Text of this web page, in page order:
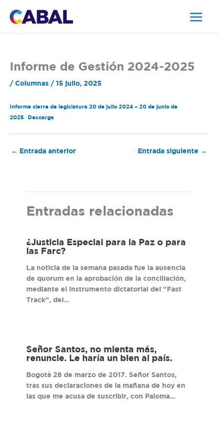
Informe de Gestión 2024-2025
/ Columnas / 15 julio, 2025
Informe cierre de legislatura 20 de julio 2024 – 20 de junio de
2025 Descarga
← Entrada anterior Entrada siguiente →
Entradas relacionadas
¿Justicia Especial para la Paz o para
las Farc?
La noticia de la semana pasada fue la ausencia
de quorum en la aprobación de la conciliación,
mediante el instrumento dictatorial del “Fast
Track”, del…
Señor Santos, no mienta más,
renuncie. Le haría un bien al país.
Bogotá 28 de marzo de 2017. Señor Santos,
tras sus declaraciones de la mañana de hoy en
las que me acusa de suscribir, con Paloma…